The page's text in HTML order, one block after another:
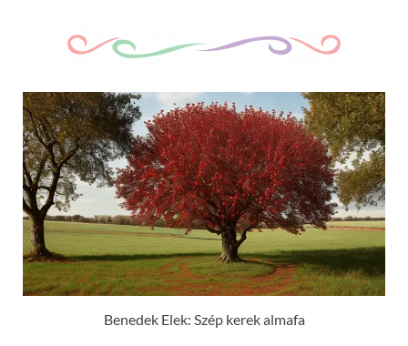
Benedek Elek: Szép kerek almafa